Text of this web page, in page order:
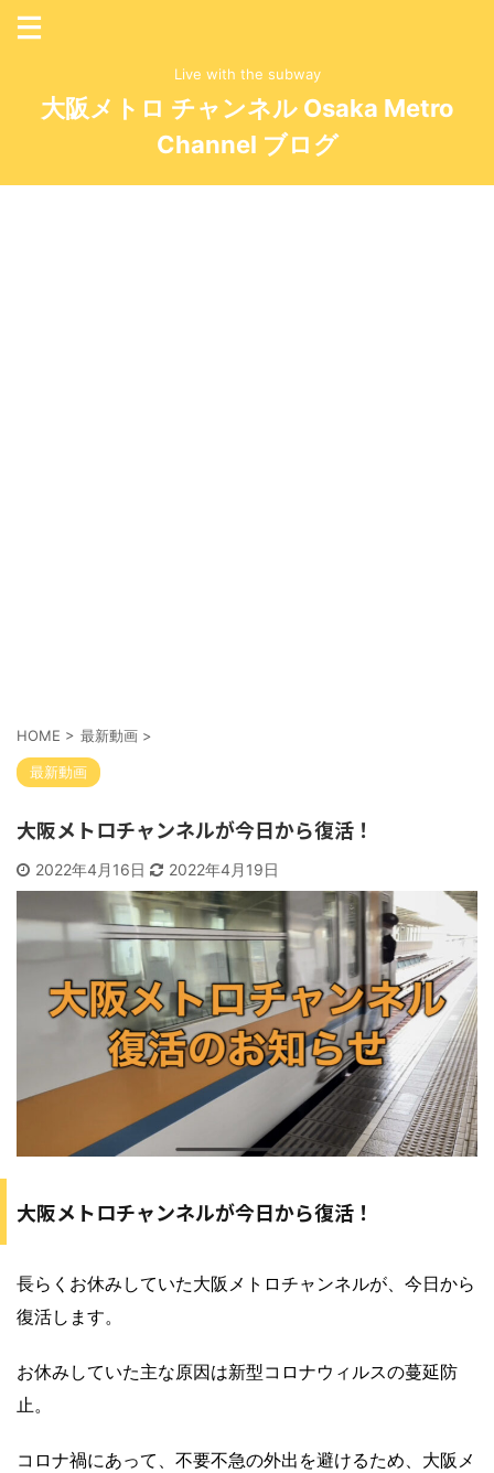
Live with the subway
大阪メトロ チャンネル Osaka Metro
Channel ブログ
HOME > 最新動画 >
最新動画
大阪メトロチャンネルが今日から復活！
2022年4月16日 2022年4月19日
大阪メトロチャンネルが今日から復活！
長らくお休みしていた大阪メトロチャンネルが、今日から
復活します。
お休みしていた主な原因は新型コロナウィルスの蔓延防
止。
コロナ禍にあって、不要不急の外出を避けるため、大阪メ